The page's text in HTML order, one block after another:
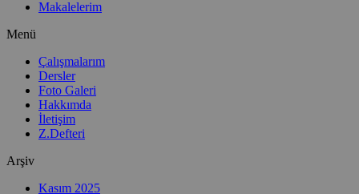
Makalelerim
Menü
Çalışmalarım
Dersler
Foto Galeri
Hakkımda
İletişim
Z.Defteri
Arşiv
Kasım 2025